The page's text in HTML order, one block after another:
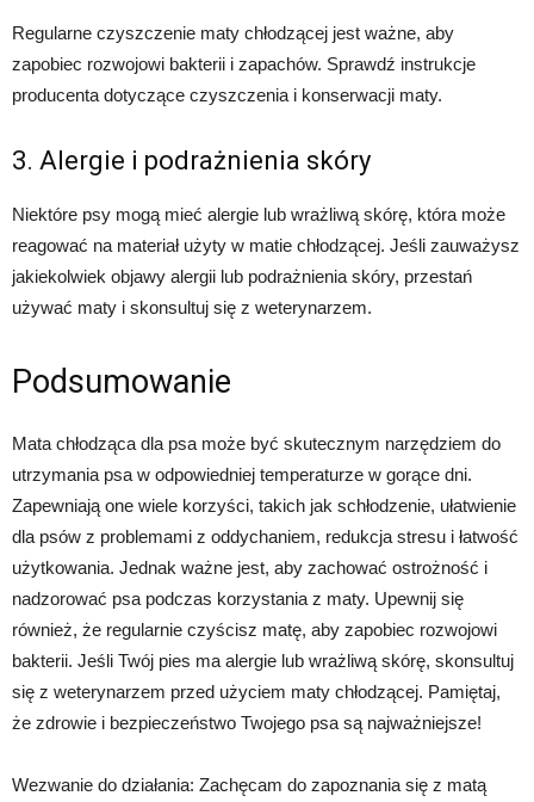
Regularne czyszczenie maty chłodzącej jest ważne, aby
zapobiec rozwojowi bakterii i zapachów. Sprawdź instrukcje
producenta dotyczące czyszczenia i konserwacji maty.
3. Alergie i podrażnienia skóry
Niektóre psy mogą mieć alergie lub wrażliwą skórę, która może
reagować na materiał użyty w matie chłodzącej. Jeśli zauważysz
jakiekolwiek objawy alergii lub podrażnienia skóry, przestań
używać maty i skonsultuj się z weterynarzem.
Podsumowanie
Mata chłodząca dla psa może być skutecznym narzędziem do
utrzymania psa w odpowiedniej temperaturze w gorące dni.
Zapewniają one wiele korzyści, takich jak schłodzenie, ułatwienie
dla psów z problemami z oddychaniem, redukcja stresu i łatwość
użytkowania. Jednak ważne jest, aby zachować ostrożność i
nadzorować psa podczas korzystania z maty. Upewnij się
również, że regularnie czyścisz matę, aby zapobiec rozwojowi
bakterii. Jeśli Twój pies ma alergie lub wrażliwą skórę, skonsultuj
się z weterynarzem przed użyciem maty chłodzącej. Pamiętaj,
że zdrowie i bezpieczeństwo Twojego psa są najważniejsze!
Wezwanie do działania: Zachęcam do zapoznania się z matą